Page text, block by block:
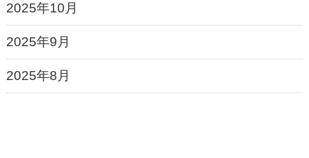
2025年10月
2025年9月
2025年8月